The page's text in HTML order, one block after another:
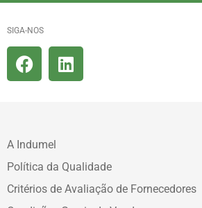
SIGA-NOS
A Indumel
Política da Qualidade
Critérios de Avaliação de Fornecedores